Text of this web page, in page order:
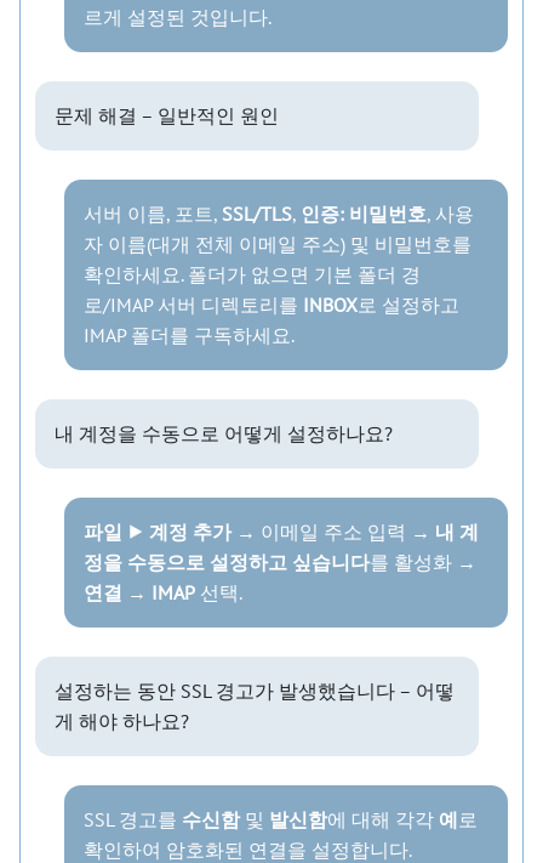
르게 설정된 것입니다.
문제 해결 – 일반적인 원인
서버 이름, 포트, SSL/TLS, 인증: 비밀번호, 사용
자 이름(대개 전체 이메일 주소) 및 비밀번호를
확인하세요. 폴더가 없으면 기본 폴더 경
로/IMAP 서버 디렉토리를 INBOX로 설정하고
IMAP 폴더를 구독하세요.
내 계정을 수동으로 어떻게 설정하나요?
파일 ⯈ 계정 추가→ 이메일 주소 입력 → 내 계
정을 수동으로 설정하고 싶습니다를 활성화 →
연결 → IMAP 선택.
설정하는 동안 SSL 경고가 발생했습니다 – 어떻
게 해야 하나요?
SSL 경고를 수신함및 발신함에 대해 각각 예로
확인하여 암호화된 연결을 설정합니다.